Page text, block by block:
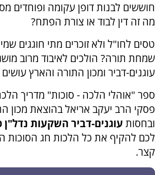
חוששים לבנות דופן עקומה ופוחדים
מה זה דין לבוד או צורת הפתח?
טסים לחו"ל ולא זוכרים מתי חוגגים
שמחת תורה? הולכים לאיבוד מרוב
עוגנים-דביר ומכון התורה והארץ
ספר "אוהלי הלכה - סוכות" מדריך
פסקי הרב יעקב אריאל בהוצאת מכון
ובחסות עוגנים-דביר השקעות נדל"ן
לכם להקיף את כל הלכות חג הסוכות
קצר.